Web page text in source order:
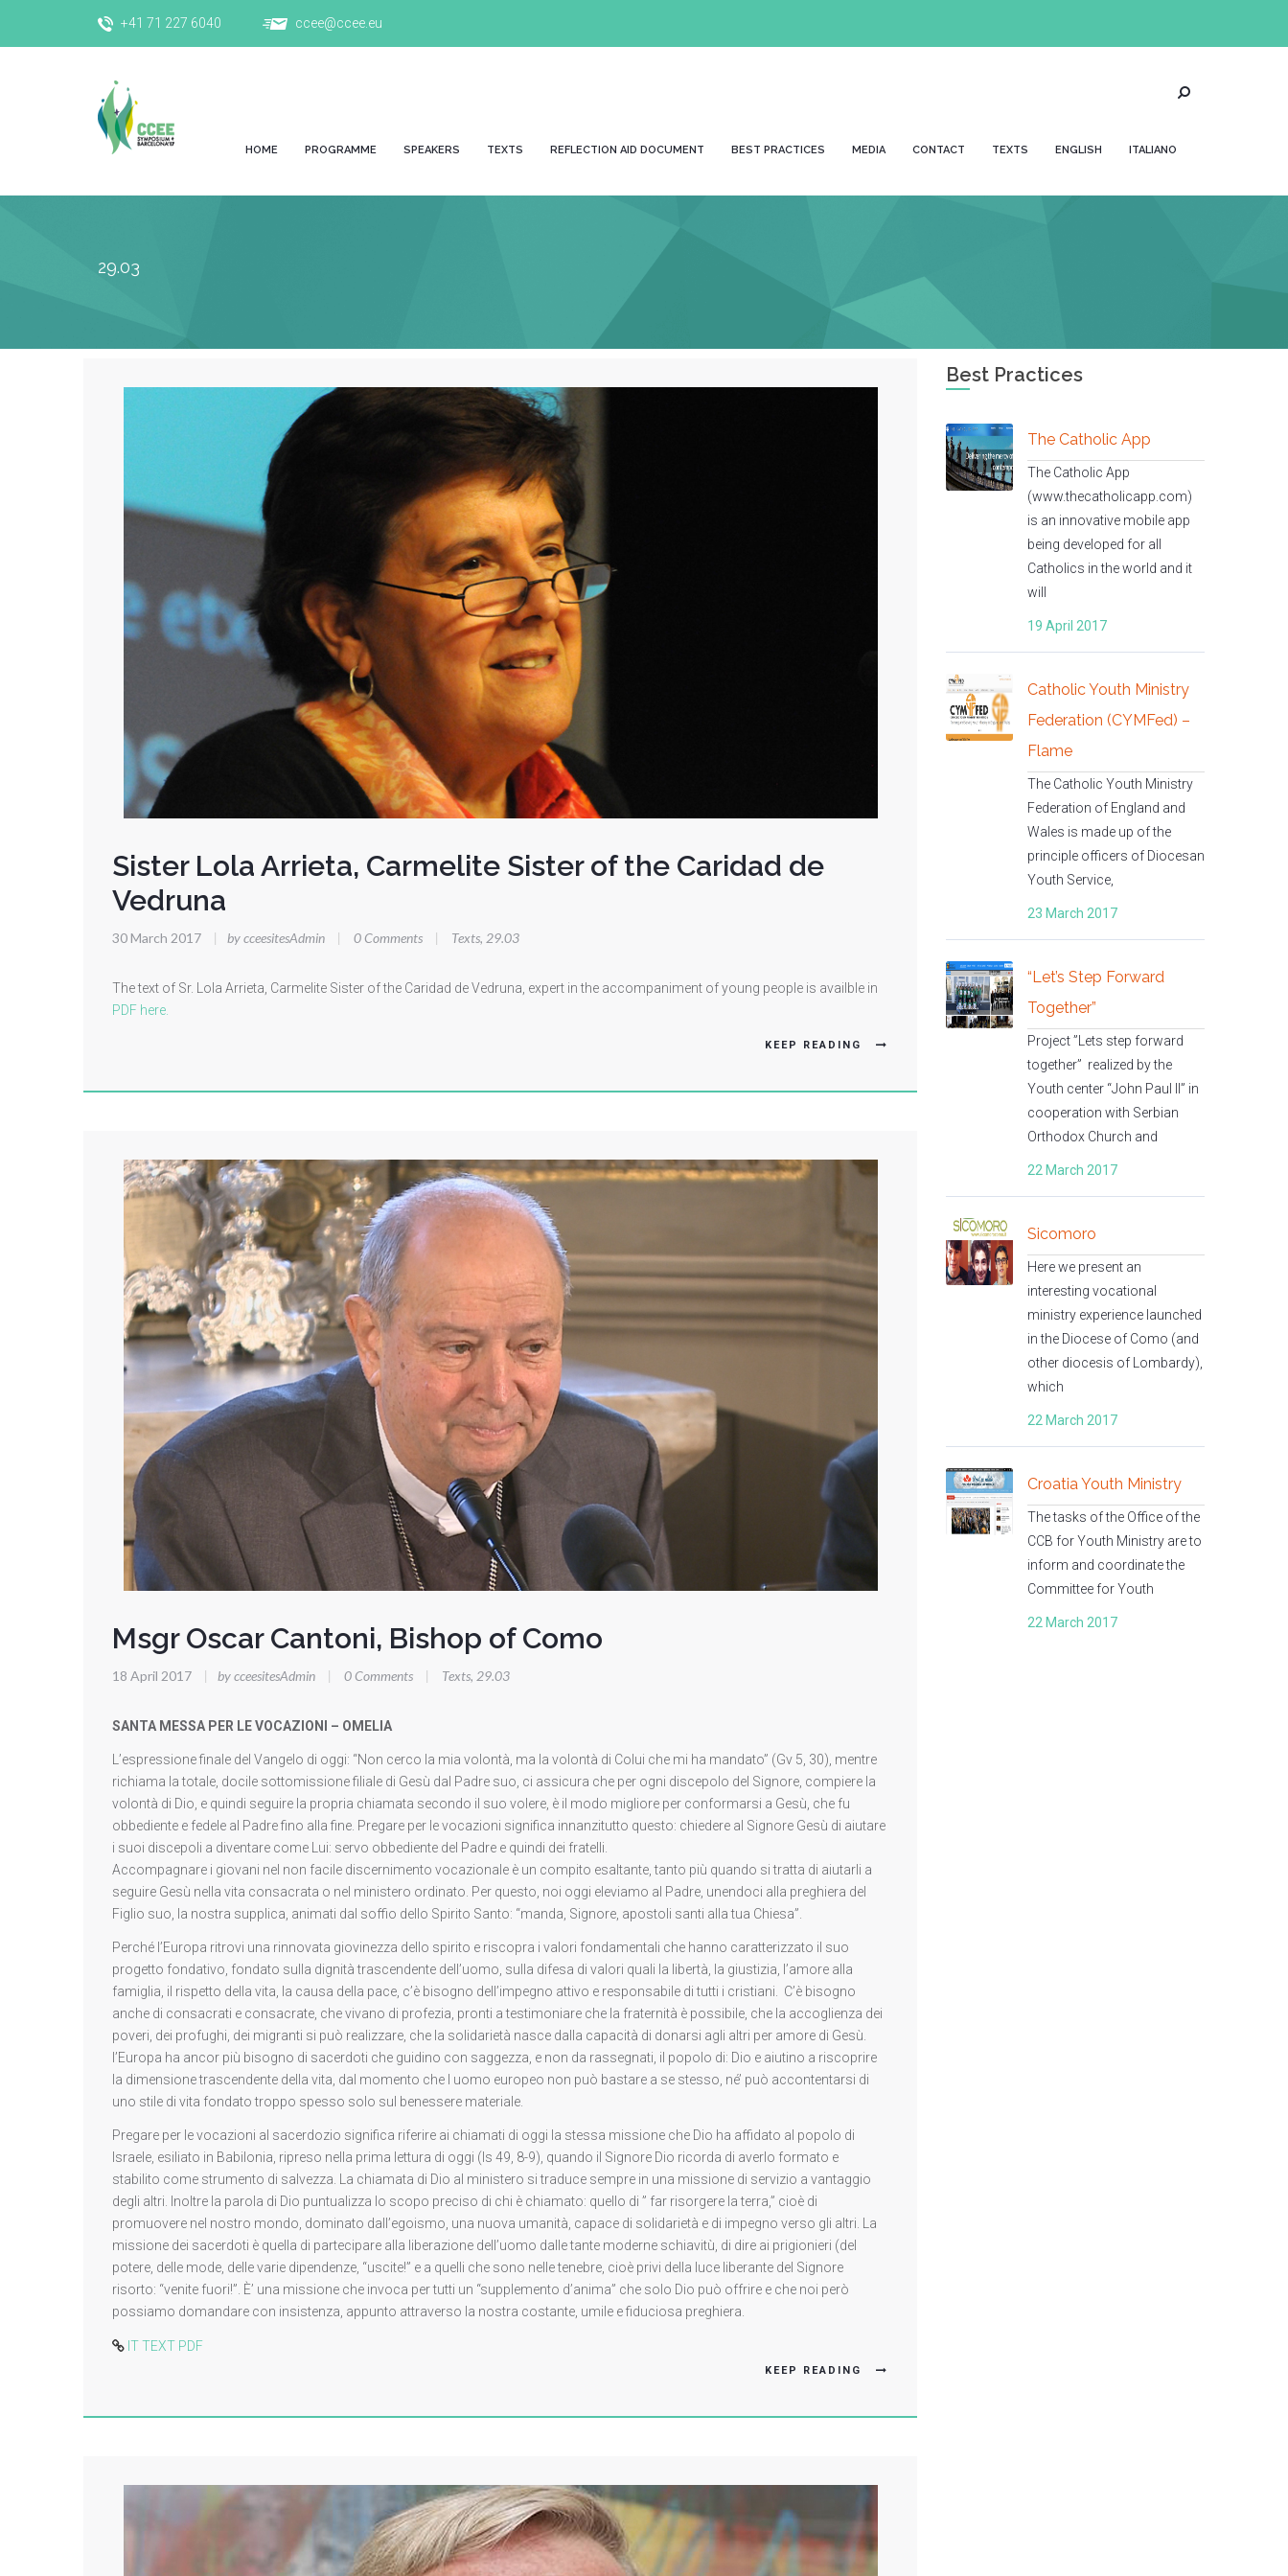
+41 71 227 6040 ccee@ccee.eu
HOME PROGRAMME SPEAKERS TEXTS REFLECTION AID DOCUMENT BEST PRACTICES MEDIA CONTACT TEXTS ENGLISH ITALIANO
29.03
Sister Lola Arrieta, Carmelite Sister of the Caridad de
Vedruna
30 March 2017 | by cceesitesAdmin | 0 Comments | Texts, 29.03
The text of Sr. Lola Arrieta, Carmelite Sister of the Caridad de Vedruna, expert in the accompaniment of young people is availble in
PDF here.
KEEP READING
Msgr Oscar Cantoni, Bishop of Como
18 April 2017 | by cceesitesAdmin | 0 Comments | Texts, 29.03
SANTA MESSA PER LE VOCAZIONI – OMELIA
L’espressione finale del Vangelo di oggi: “Non cerco la mia volontà, ma la volontà di Colui che mi ha mandato” (Gv 5, 30), mentre
richiama la totale, docile sottomissione filiale di Gesù dal Padre suo, ci assicura che per ogni discepolo del Signore, compiere la
volontà di Dio, e quindi seguire la propria chiamata secondo il suo volere, è il modo migliore per conformarsi a Gesù, che fu
obbediente e fedele al Padre fino alla fine. Pregare per le vocazioni significa innanzitutto questo: chiedere al Signore Gesù di aiutare
i suoi discepoli a diventare come Lui: servo obbediente del Padre e quindi dei fratelli.
Accompagnare i giovani nel non facile discernimento vocazionale è un compito esaltante, tanto più quando si tratta di aiutarli a
seguire Gesù nella vita consacrata o nel ministero ordinato. Per questo, noi oggi eleviamo al Padre, unendoci alla preghiera del
Figlio suo, la nostra supplica, animati dal soffio dello Spirito Santo: “manda, Signore, apostoli santi alla tua Chiesa”.
Perché l’Europa ritrovi una rinnovata giovinezza dello spirito e riscopra i valori fondamentali che hanno caratterizzato il suo
progetto fondativo, fondato sulla dignità trascendente dell’uomo, sulla difesa di valori quali la libertà, la giustizia, l’amore alla
famiglia, il rispetto della vita, la causa della pace, c’è bisogno dell’impegno attivo e responsabile di tutti i cristiani. C’è bisogno
anche di consacrati e consacrate, che vivano di profezia, pronti a testimoniare che la fraternità è possibile, che la accoglienza dei
poveri, dei profughi, dei migranti si può realizzare, che la solidarietà nasce dalla capacità di donarsi agli altri per amore di Gesù.
l’Europa ha ancor più bisogno di sacerdoti che guidino con saggezza, e non da rassegnati, il popolo di: Dio e aiutino a riscoprire
la dimensione trascendente della vita, dal momento che l uomo europeo non può bastare a se stesso, né’ può accontentarsi di
uno stile di vita fondato troppo spesso solo sul benessere materiale.
Pregare per le vocazioni al sacerdozio significa riferire ai chiamati di oggi la stessa missione che Dio ha affidato al popolo di
Israele, esiliato in Babilonia, ripreso nella prima lettura di oggi (Is 49, 8-9), quando il Signore Dio ricorda di averlo formato e
stabilito come strumento di salvezza. La chiamata di Dio al ministero si traduce sempre in una missione di servizio a vantaggio
degli altri. Inoltre la parola di Dio puntualizza lo scopo preciso di chi è chiamato: quello di ” far risorgere la terra,” cioè di
promuovere nel nostro mondo, dominato dall’egoismo, una nuova umanità, capace di solidarietà e di impegno verso gli altri. La
missione dei sacerdoti è quella di partecipare alla liberazione dell’uomo dalle tante moderne schiavitù, di dire ai prigionieri (del
potere, delle mode, delle varie dipendenze, “uscite!” e a quelli che sono nelle tenebre, cioè privi della luce liberante del Signore
risorto: “venite fuori!”. È’ una missione che invoca per tutti un “supplemento d’anima” che solo Dio può offrire e che noi però
possiamo domandare con insistenza, appunto attraverso la nostra costante, umile e fiduciosa preghiera.
IT TEXT PDF
KEEP READING
Best Practices
The Catholic App
The Catholic App
(www.thecatholicapp.com)
is an innovative mobile app
being developed for all
Catholics in the world and it
will
19 April 2017
Catholic Youth Ministry
Federation (CYMFed) –
Flame
The Catholic Youth Ministry
Federation of England and
Wales is made up of the
principle officers of Diocesan
Youth Service,
23 March 2017
“Let’s Step Forward
Together”
Project ”Lets step forward
together” realized by the
Youth center “John Paul II” in
cooperation with Serbian
Orthodox Church and
22 March 2017
Sicomoro
Here we present an
interesting vocational
ministry experience launched
in the Diocese of Como (and
other diocesis of Lombardy),
which
22 March 2017
Croatia Youth Ministry
The tasks of the Office of the
CCB for Youth Ministry are to
inform and coordinate the
Committee for Youth
22 March 2017